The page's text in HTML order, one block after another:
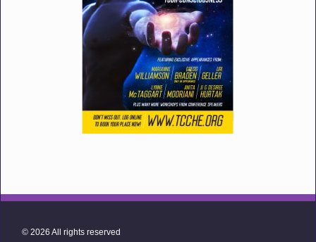
© 2026 All rights reserved